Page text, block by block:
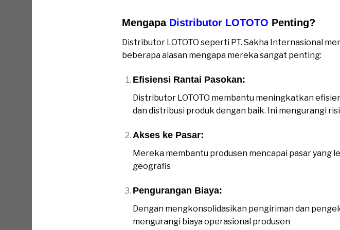
Mengapa Distributor LOTOTO Penting?
Distributor LOTOTO seperti PT. Sakha Internasional
beberapa alasan mengapa mereka sangat penting:
Efisiensi Rantai Pasokan:
Distributor LOTOTO membantu meningkatkan
dan distribusi produk dengan baik. Ini mengurangi
Akses ke Pasar:
Mereka membantu produsen mencapai pasar yang
geografis
Pengurangan Biaya:
Dengan mengkonsolidasikan pengiriman dan
mengurangi biaya operasional produsen